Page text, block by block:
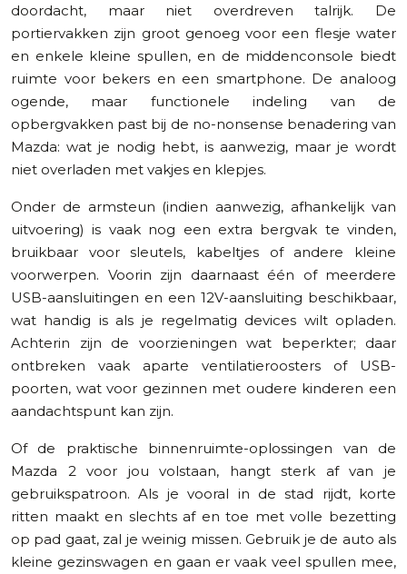
doordacht, maar niet overdreven talrijk. De
portiervakken zijn groot genoeg voor een flesje water
en enkele kleine spullen, en de middenconsole biedt
ruimte voor bekers en een smartphone. De analoog
ogende, maar functionele indeling van de
opbergvakken past bij de no-nonsense benadering van
Mazda: wat je nodig hebt, is aanwezig, maar je wordt
niet overladen met vakjes en klepjes.
Onder de armsteun (indien aanwezig, afhankelijk van
uitvoering) is vaak nog een extra bergvak te vinden,
bruikbaar voor sleutels, kabeltjes of andere kleine
voorwerpen. Voorin zijn daarnaast één of meerdere
USB-aansluitingen en een 12V-aansluiting beschikbaar,
wat handig is als je regelmatig devices wilt opladen.
Achterin zijn de voorzieningen wat beperkter; daar
ontbreken vaak aparte ventilatieroosters of USB-
poorten, wat voor gezinnen met oudere kinderen een
aandachtspunt kan zijn.
Of de praktische binnenruimte-oplossingen van de
Mazda 2 voor jou volstaan, hangt sterk af van je
gebruikspatroon. Als je vooral in de stad rijdt, korte
ritten maakt en slechts af en toe met volle bezetting
op pad gaat, zal je weinig missen. Gebruik je de auto als
kleine gezinswagen en gaan er vaak veel spullen mee,